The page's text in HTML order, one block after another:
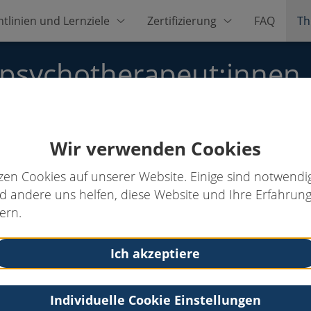
Wir verwenden Cookies
Cookies auf unserer Website. Einige sind
andere uns helfen, diese Website und Ihre
Ich akzeptiere
Individuelle Cookie Einstellungen
und Lernziele Zertifizierung FAQ
rer. nat. Dipl.-Psych.
Tel: +4917647193201